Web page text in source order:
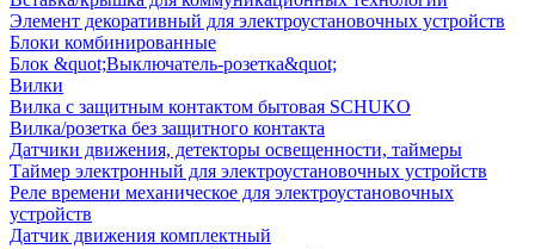
Элемент декоративный для электроустановочных устройств
Блоки комбинированные
Блок &quot;Выключатель-розетка&quot;
Вилки
Вилка с защитным контактом бытовая SCHUKO
Вилка/розетка без защитного контакта
Датчики движения, детекторы освещенности, таймеры
Таймер электронный для электроустановочных устройств
Реле времени механическое для электроустановочных
устройств
Датчик движения комплектный